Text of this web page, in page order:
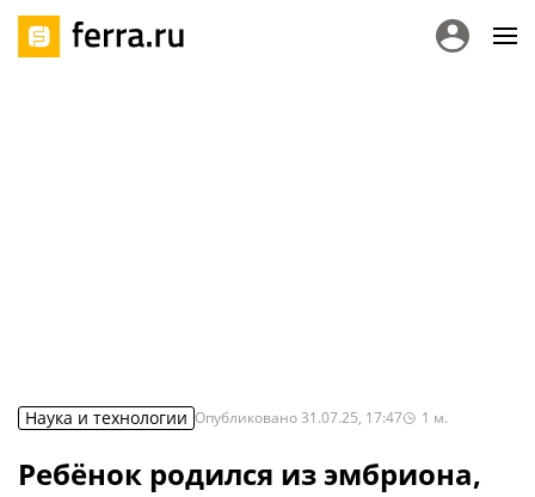
Наука и технологии Опубликовано31.07.25, 17:47 1 м.
Ребёнок родился из эмбриона,